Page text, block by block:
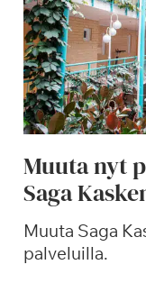
Muuta nyt
Saga
Muuta Saga
palveluilla.